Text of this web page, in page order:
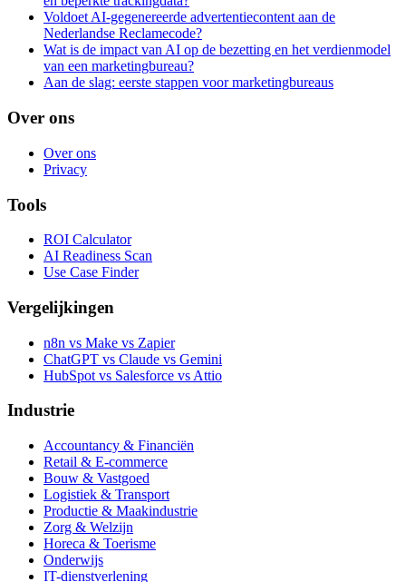
Voldoet AI-gegenereerde advertentiecontent aan de
Nederlandse Reclamecode?
Wat is de impact van AI op de bezetting en het verdienmodel
van een marketingbureau?
Aan de slag: eerste stappen voor marketingbureaus
Over ons
Over ons
Privacy
Tools
ROI Calculator
AI Readiness Scan
Use Case Finder
Vergelijkingen
n8n vs Make vs Zapier
ChatGPT vs Claude vs Gemini
HubSpot vs Salesforce vs Attio
Industrie
Accountancy & Financiën
Retail & E-commerce
Bouw & Vastgoed
Logistiek & Transport
Productie & Maakindustrie
Zorg & Welzijn
Horeca & Toerisme
Onderwijs
IT-dienstverlening